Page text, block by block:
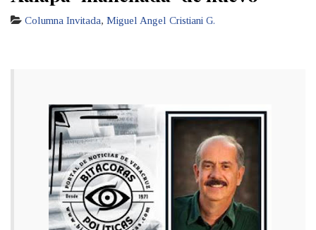
Columna Invitada, Miguel Angel Cristiani G.